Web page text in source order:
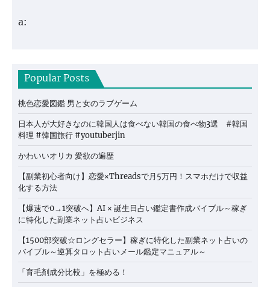
a:
Popular Posts
桃色恋愛図鑑 男と女のラブゲーム
日本人が大好きなのに韓国人は食べない韓国の食べ物3選 #韓国
料理 #韓国旅行 #youtuberjin
かわいいオリカ 愛欲の遍歴
【副業初心者向け】恋愛×Threadsで月5万円！スマホだけで収益
化する方法
【爆速で0→1突破へ】AI × 誕生日占い鑑定書作成バイブル～稼ぎ
に特化した副業ネット占いビジネス
【1500部突破☆ロングセラー】稼ぎに特化した副業ネット占いの
バイブル～逆算タロット占いメール鑑定マニュアル～
「育毛剤成分比較」を極める！